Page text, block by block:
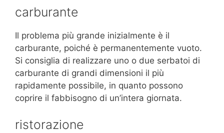
carburante
Il problema più grande inizialmente è il
carburante, poiché è permanentemente vuoto.
Si consiglia di realizzare uno o due serbatoi di
carburante di grandi dimensioni il più
rapidamente possibile, in quanto possono
coprire il fabbisogno di un’intera giornata.
ristorazione